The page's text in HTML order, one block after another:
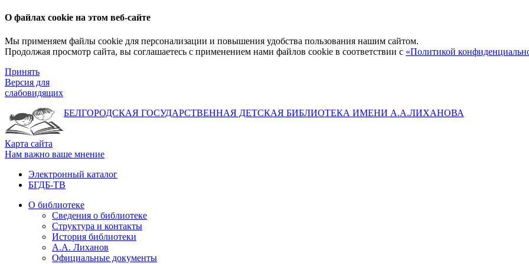
О файлах cookie на этом веб-сайте
Мы применяем файлы cookie для персонализации и повышения удобства пользования нашим сайтом.
Продолжая просмотр сайта, вы соглашаетесь с применением нами файлов cookie в соответствии с «Политикой
Принять
Версия для
слабовидящих
БЕЛГОРОДСКАЯ ГОСУДАРСТВЕННАЯ ДЕТСКАЯ БИБЛИОТЕКА ИМЕНИ А.А.ЛИХАНОВА
Карта сайта
Нам важно ваше мнение
Электронный каталог
БГДБ-ТВ
О библиотеке
Сведения о библиотеке
Структура и контакты
История библиотеки
А.А. Лиханов
Официальные документы